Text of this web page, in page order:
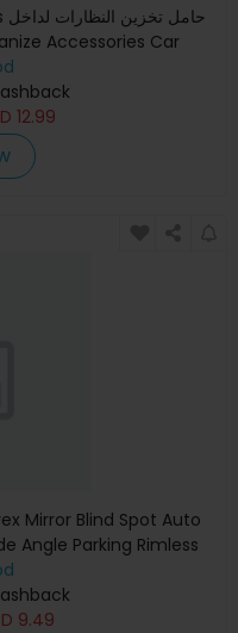
12.99
Angle Parking Rimless
9.49